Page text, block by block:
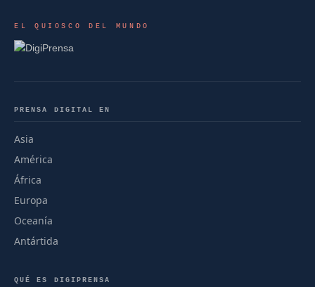
EL QUIOSCO DEL MUNDO
PRENSA DIGITAL EN
Asia
América
África
Europa
Oceanía
Antártida
QUÉ ES DIGIPRENSA